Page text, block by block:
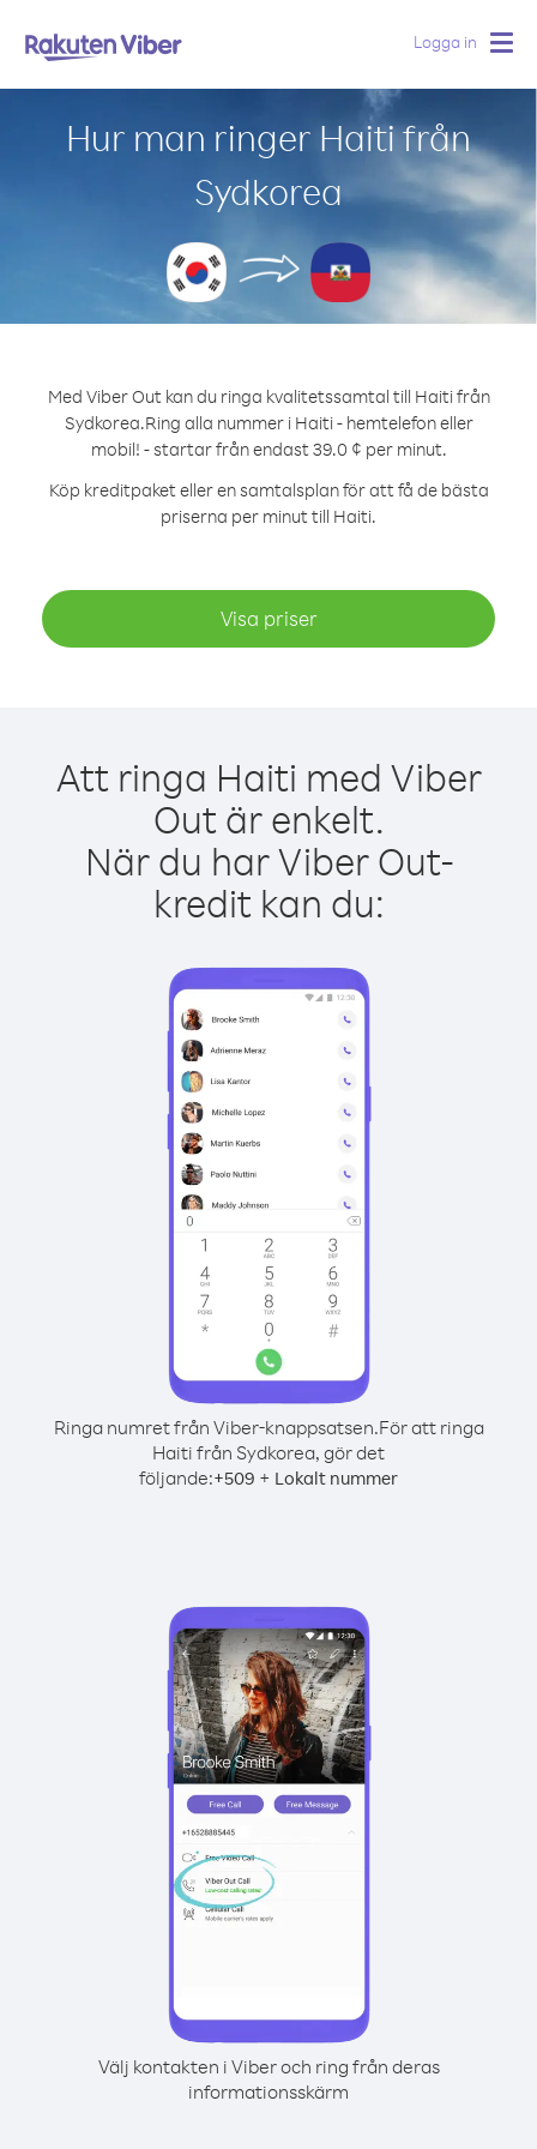
Logga in
Hur man ringer Haiti från
Sydkorea
Med Viber Out kan du ringa kvalitetssamtal till Haiti från
Sydkorea.Ring alla nummer i Haiti - hemtelefon eller
mobil! - startar från endast 39.0 ¢ per minut.
Köp kreditpaket eller en samtalsplan för att få de bästa
priserna per minut till Haiti.
Visa priser
Att ringa Haiti med Viber
Out är enkelt.
När du har Viber Out-
kredit kan du:
Ringa numret från Viber-knappsatsen.För att ringa
Haiti från Sydkorea, gör det
följande:+509 + Lokalt nummer
Välj kontakten i Viber och ring från deras
informationsskärm